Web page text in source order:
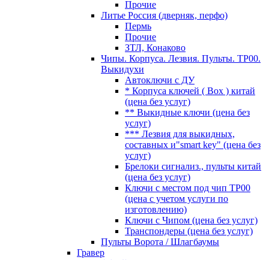
Прочие
Литье Россия (дверняк, перфо)
Пермь
Прочие
ЗТЛ, Конаково
Чипы. Корпуса. Лезвия. Пульты. TP00.
Выкидухи
Автоключи с ДУ
* Корпуса ключей ( Box ) китай
(цена без услуг)
** Выкидные ключи (цена без
услуг)
*** Лезвия для выкидных,
составных и"smart key" (цена без
услуг)
Брелоки сигнализ., пульты китай
(цена без услуг)
Ключи с местом под чип TP00
(цена с учетом услуги по
изготовлению)
Ключи с Чипом (цена без услуг)
Транспондеры (цена без услуг)
Пульты Ворота / Шлагбаумы
Гравер